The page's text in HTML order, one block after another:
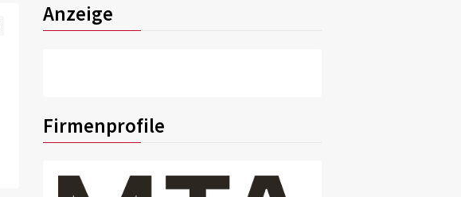
Anzeige
Firmenprofile